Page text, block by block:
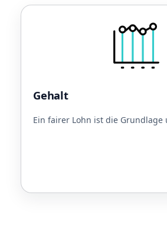
Gehalt
Ein fairer Lohn ist die Grundlage
Betriebliche
Dienstfahrzeug (Rad/
Kostenlose Snacks und